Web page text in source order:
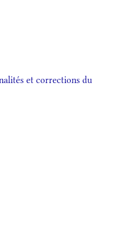
et corrections du